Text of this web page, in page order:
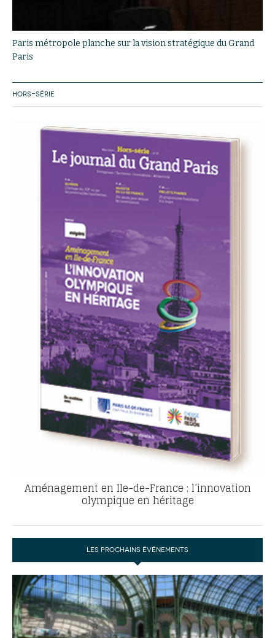
Paris métropole planche sur la vision stratégique du Grand
Paris
HORS-SÉRIE
Aménagement en Ile-de-France : l’innovation
olympique en héritage
LES PROCHAINS ÉVÉNEMENTS